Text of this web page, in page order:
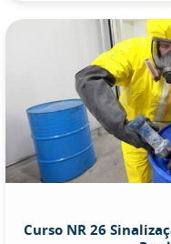
Curso NR 26